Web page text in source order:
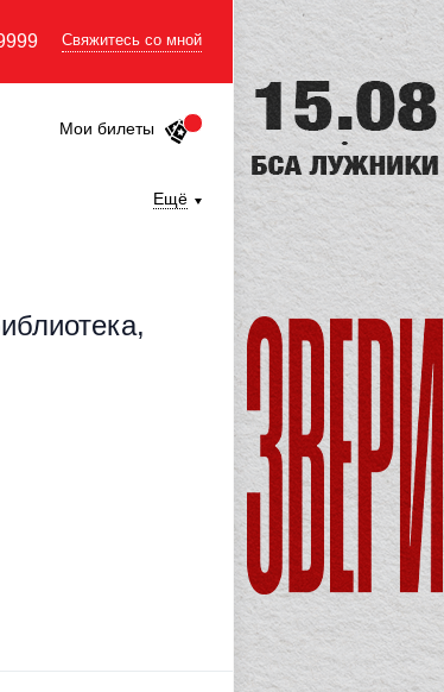
Свяжитесь со мной
Мои билеты
Ещё